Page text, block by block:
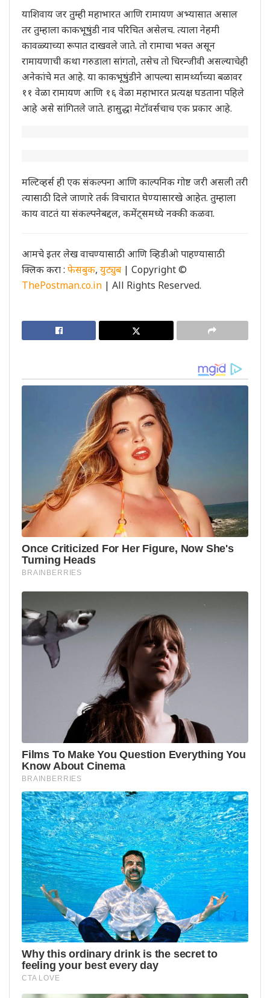
याशिवाय जर तुम्ही महाभारत आणि रामायण अभ्यासात असाल
तर तुम्हाला काकभूषुंडी नाव परिचित असेलच. त्याला नेहमी
कावळ्याच्या रूपात दाखवले जाते. तो रामाचा भक्त असून
रामायणाची कथा गरुडाला सांगतो, तसेच तो चिरन्जीवी असल्याचेही
अनेकांचे मत आहे. या काकभूषुंडीने आपल्या सामर्थ्याच्या बळावर
११ वेळा रामायण आणि १६ वेळा महाभारत प्रत्यक्ष घडताना पहिले
आहे असे सांगितले जाते. हासुद्धा मेटॉवर्सचाच एक प्रकार आहे.
मल्टिव्हर्स ही एक संकल्पना आणि काल्पनिक गोष्ट जरी असली तरी
त्यासाठी दिले जाणारे तर्क विचारात घेण्यासारखे आहेत. तुम्हाला
काय वाटतं या संकल्पनेबद्दल, कमेंट्समध्ये नक्की कळवा.
आमचे इतर लेख वाचण्यासाठी आणि व्हिडीओ पाहण्यासाठी
क्लिक करा : फेसबुक, युट्युब | Copyright ©
ThePostman.co.in | All Rights Reserved.